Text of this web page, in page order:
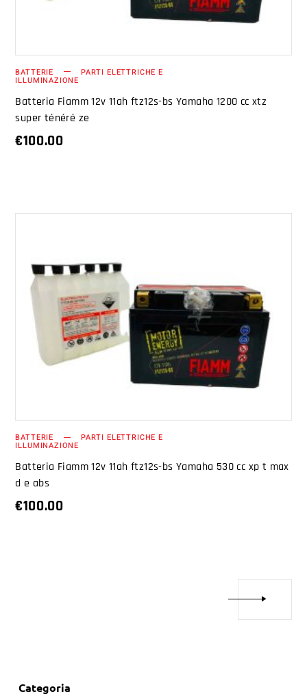
BATTERIE PARTI ELETTRICHE E
ILLUMINAZIONE
Batteria Fiamm 12v 11ah ftz12s-bs Yamaha 1200 cc xtz
super ténéré ze
€100.00
AGGIUNGI AL CARRELLO
BATTERIE PARTI ELETTRICHE E
ILLUMINAZIONE
Batteria Fiamm 12v 11ah ftz12s-bs Yamaha 530 cc xp t max
d e abs
€100.00
Categoria